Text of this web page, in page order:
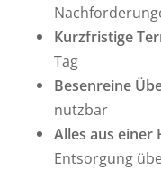
Kurzfristige
Tag
Besenreine
nutzbar
Alles aus einer
Entsorgung